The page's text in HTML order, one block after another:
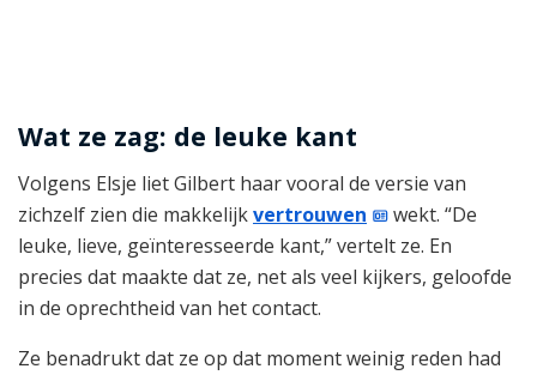
Wat ze zag: de leuke kant
Volgens Elsje liet Gilbert haar vooral de versie van
zichzelf zien die makkelijkvertrouwen
wekt. “De
leuke, lieve, geïnteresseerde kant,” vertelt ze. En
precies dat maakte dat ze, net als veel kijkers, geloofde
in de oprechtheid van het contact.
Ze benadrukt dat ze op dat moment weinig reden had